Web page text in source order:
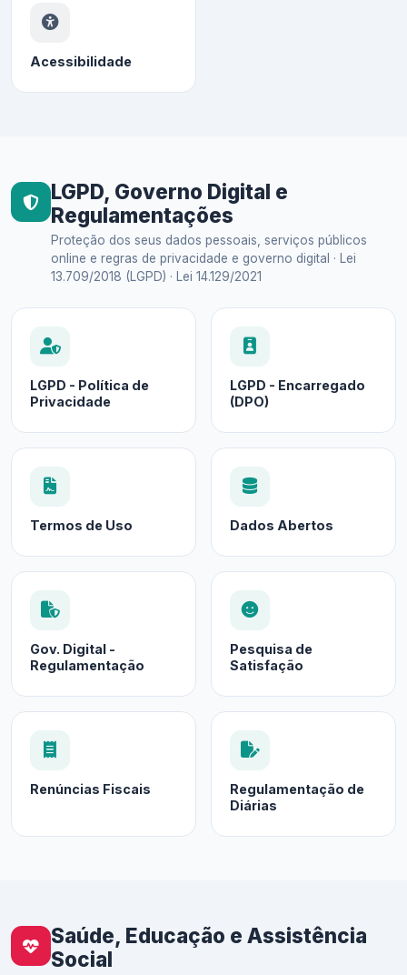
Acessibilidade
LGPD, Governo Digital e
Regulamentações
Proteção dos seus dados pessoais, serviços públicos
online e regras de privacidade e governo digital · Lei
13.709/2018 (LGPD) · Lei 14.129/2021
LGPD - Política de
Privacidade
LGPD - Encarregado
(DPO)
Termos de Uso Dados Abertos
Gov. Digital -
Regulamentação
Pesquisa de
Satisfação
Renúncias Fiscais
Regulamentação de
Diárias
Saúde, Educação e Assistência
Social